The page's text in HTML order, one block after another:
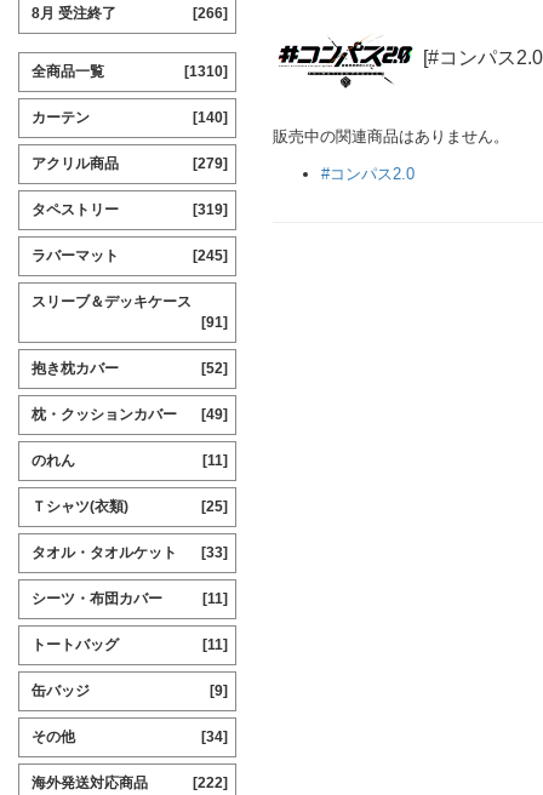
[#コンパス
販売中の関連商品はありません。
#コンパス2.0
8月 受注終了 [266]
全商品一覧 [1310]
カーテン [140]
アクリル商品 [279]
タペストリー [319]
ラバーマット [245]
スリーブ＆デッキケース
[91]
抱き枕カバー [52]
枕・クッションカバー [49]
のれん [11]
Ｔシャツ(衣類) [25]
タオル・タオルケット [33]
シーツ・布団カバー [11]
トートバッグ [11]
缶バッジ [9]
その他 [34]
海外発送対応商品 [222]